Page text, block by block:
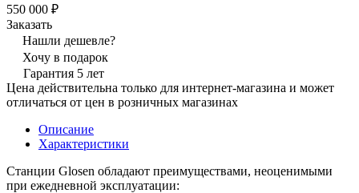
550 000 ₽
Заказать
Нашли дешевле?
Хочу в подарок
Гарантия 5 лет
Цена действительна только для интернет-магазина и может
отличаться от цен в розничных магазинах
Описание
Характеристики
Станции Glosen обладают преимуществами, неоценимыми
при ежедневной эксплуатации: